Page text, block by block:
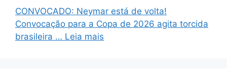
CONVOCADO: Neymar está de volta!
Convocação para a Copa de 2026 agita torcida
brasileira … Leia mais